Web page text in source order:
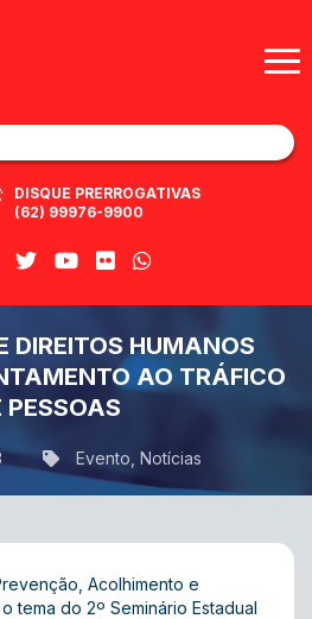
DISQUE PRERROGATIVAS
(62) 99976-9900
DIREITOS HUMANOS
AO TRÁFICO
PESSOAS
Evento Notícias
Acolhimento e
tema do 2º Seminário Estadual